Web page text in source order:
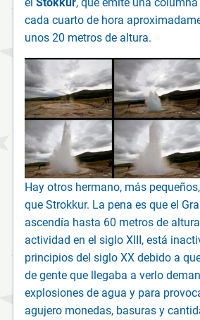
elStokkur, que emite una
cada cuarto de hora
unos 20 metros de altura.
Hay otros hermano, más
que Strokkur. La pena es que el
ascendía hasta 60 metros de
actividad en el siglo XIII, está
principios del siglo XX debido a
de gente que llegaba a verlo
explosiones de agua y para
agujero monedas, basuras y